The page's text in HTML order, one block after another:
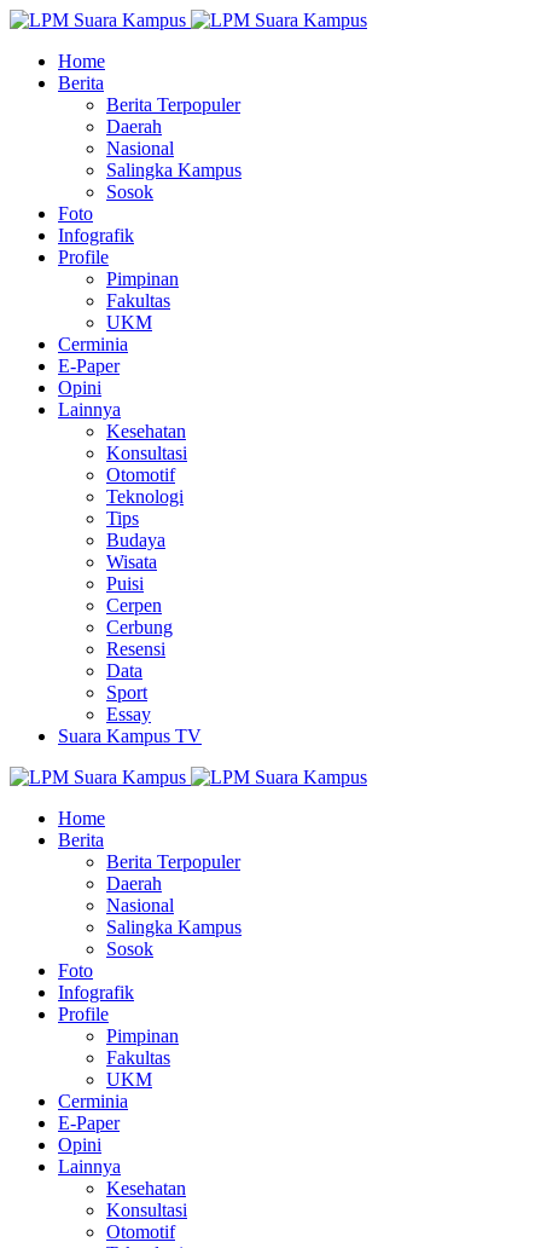
Home
Berita
Berita Terpopuler
Daerah
Nasional
Salingka Kampus
Sosok
Foto
Infografik
Profile
Pimpinan
Fakultas
UKM
Cerminia
E-Paper
Opini
Lainnya
Kesehatan
Konsultasi
Otomotif
Teknologi
Tips
Budaya
Wisata
Puisi
Cerpen
Cerbung
Resensi
Data
Sport
Essay
Suara Kampus TV
Home
Berita
Berita Terpopuler
Daerah
Nasional
Salingka Kampus
Sosok
Foto
Infografik
Profile
Pimpinan
Fakultas
UKM
Cerminia
E-Paper
Opini
Lainnya
Kesehatan
Konsultasi
Otomotif